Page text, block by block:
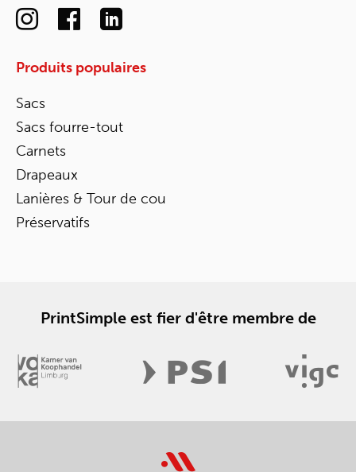
Produits populaires
Sacs
Sacs fourre-tout
Carnets
Drapeaux
Lanières & Tour de cou
Préservatifs
PrintSimple est fier d'être membre de